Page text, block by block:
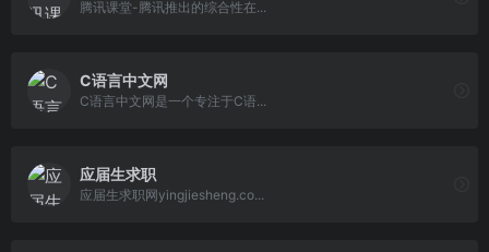
腾讯课堂-腾讯推出的综合性在...
C语言中文网
C语言中文网是一个专注于C语...
应届生求职
应届生求职网yingjiesheng.co...